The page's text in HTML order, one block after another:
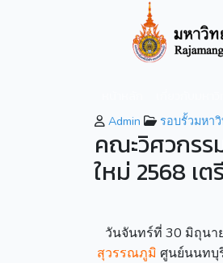
Admin รอบรั้วมหา
คณะวิศวกร
ใหม่ 2568 เ
วันจันทร์ที่ 30 มิถุนา
สุวรรณภูมิ ศูนย์นนทบุ